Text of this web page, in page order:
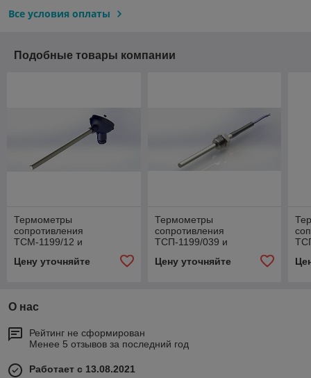
Все условия оплаты
Подобные товары компании
Термометры
сопротивления
ТСМ-1199/12 и
Цену уточняйте
Термометры
сопротивления
ТСП-1199/039 и
Цену уточняйте
О нас
Рейтинг не сформирован
Менее 5 отзывов за последний год
Работает с 13.08.2021